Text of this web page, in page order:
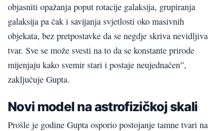
objasniti opažanja poput rotacije galaksija, grupiranja
galaksija pa čak i savijanja svjetlosti oko masivnih
objekata, bez pretpostavke da se negdje skriva nevidljiva
tvar. Sve se može svesti na to da se konstante prirode
mijenjaju kako svemir stari i postaje neujednačen”,
zaključuje Gupta.
Novi model na astrofizičkoj skali
Prošle je godine Gupta osporio postojanje tamne tvari na